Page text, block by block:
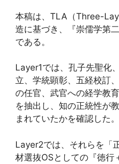
本稿は、TLA（Three-
造に基づき、『崇儒学第
である。
Layer1では、孔子先聖化
立、学統顕彰、五経校訂
の任官、武官への経学教
を抽出し、知の正統性が
まれていたかを確認した。
Layer2では、それらを「
材選抜OSとしての『徳行